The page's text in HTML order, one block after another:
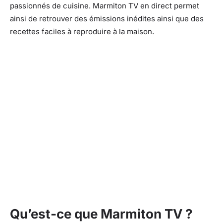
passionnés de cuisine. Marmiton TV en direct permet
ainsi de retrouver des émissions inédites ainsi que des
recettes faciles à reproduire à la maison.
Qu’est-ce que Marmiton TV ?